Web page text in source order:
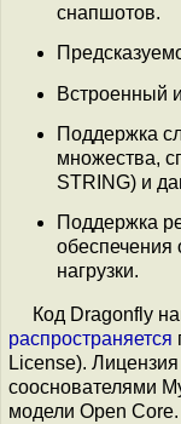
снапшотов.
Встроенный
Поддержка
множества,
STRING) и
Поддержка
обеспечения
нагрузки.
Код Dragonfly
распространяется
License).
сооснователями
модели Open